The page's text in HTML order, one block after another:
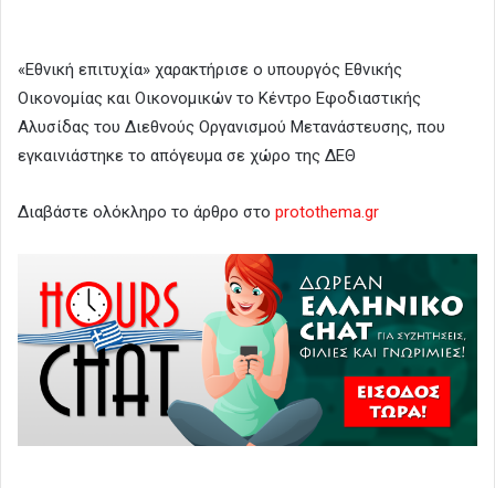
«Εθνική επιτυχία» χαρακτήρισε ο υπουργός Εθνικής
Οικονομίας και Οικονομικών το Κέντρο Εφοδιαστικής
Αλυσίδας του Διεθνούς Οργανισμού Μετανάστευσης, που
εγκαινιάστηκε το απόγευμα σε χώρο της ΔΕΘ
Διαβάστε ολόκληρο το άρθρο στο protothema.gr